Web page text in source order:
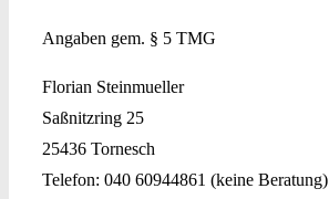
Angaben gem. § 5 TMG
Florian Steinmueller
Saßnitzring 25
25436 Tornesch
Telefon: 040 60944861 (keine Beratung)